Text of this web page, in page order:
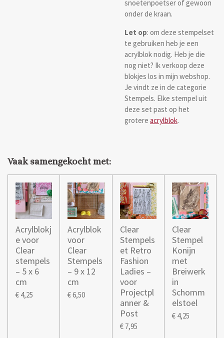
snoetenpoetser of gewoon
onder de kraan.
Let op: om deze stempelset
te gebruiken heb je een
acrylblok nodig. Heb je die
nog niet? Ik verkoop deze
blokjes los in mijn webshop.
Je vindt ze in de categorie
Stempels. Elke stempel uit
deze set past op het
grotere acrylblok.
Vaak samengekocht met:
Acrylblokj
e voor
Clear
stempels
– 5 x 6
cm
€ 4,25
Acrylblok
voor
Clear
Stempels
– 9 x 12
cm
€ 6,50
Clear
Stempels
et Retro
Fashion
Ladies –
voor
Projectpl
anner &
Post
€ 7,95
Clear
Stempel
Konijn
met
Breiwerk
in
Schomm
elstoel
€ 4,25